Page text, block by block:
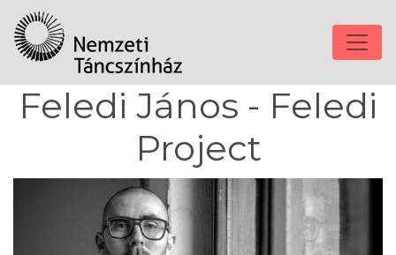
Feledi János - Feledi
Project